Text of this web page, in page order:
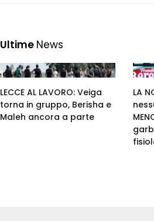
Ultime News
LECCE AL LAVORO: Veiga
torna in gruppo, Berisha e
Maleh ancora a parte
LA